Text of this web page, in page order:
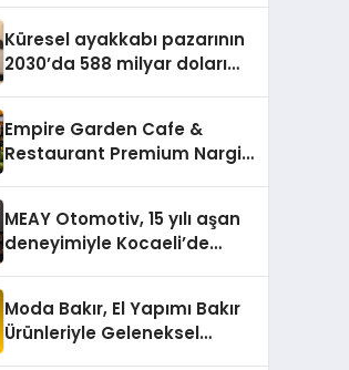
Gündoğdu kulüp hafızasını
geleceğe taşıyacak
Küresel ayakkabı pazarının
2030’da 588 milyar doları
Empire Garden Cafe &
Restaurant Premium Nargile
MEAY Otomotiv, 15 yılı aşan
deneyimiyle Kocaeli’de
Moda Bakır, El Yapımı Bakır
Ürünleriyle Geleneksel